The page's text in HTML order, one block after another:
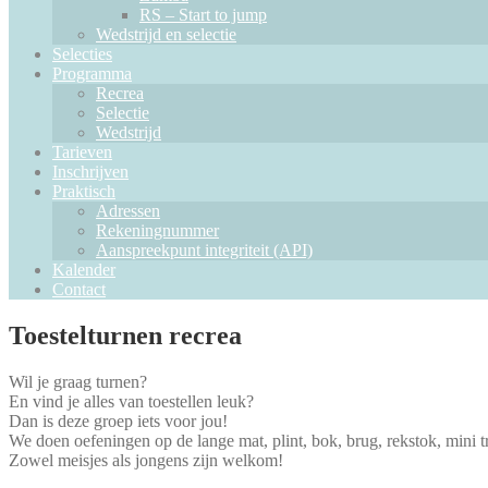
RS – Start to jump
Wedstrijd en selectie
Selecties
Programma
Recrea
Selectie
Wedstrijd
Tarieven
Inschrijven
Praktisch
Adressen
Rekeningnummer
Aanspreekpunt integriteit (API)
Kalender
Contact
Toestelturnen recrea
Wil je graag turnen?
En vind je alles van toestellen leuk?
Dan is deze groep iets voor jou!
We doen oefeningen op de lange mat, plint, bok, brug, rekstok,
Zowel meisjes als jongens zijn welkom!